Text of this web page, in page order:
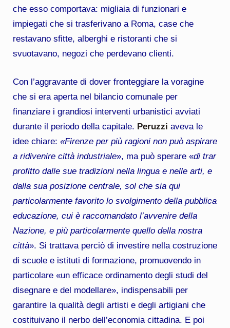
che esso comportava: migliaia di funzionari e
impiegati che si trasferivano a Roma, case che
restavano sfitte, alberghi e ristoranti che si
svuotavano, negozi che perdevano clienti.
Con l’aggravante di dover fronteggiare la voragine
che si era aperta nel bilancio comunale per
finanziare i grandiosi interventi urbanistici avviati
durante il periodo della capitale. Peruzzi aveva le
idee chiare: «Firenze per più ragioni non può aspirare
a ridivenire città industriale», ma può sperare «di trar
profitto dalle sue tradizioni nella lingua e nelle arti, e
dalla sua posizione centrale, sol che sia qui
particolarmente favorito lo svolgimento della pubblica
educazione, cui è raccomandato l’avvenire della
Nazione, e più particolarmente quello della nostra
città». Si trattava perciò di investire nella costruzione
di scuole e istituti di formazione, promuovendo in
particolare «un efficace ordinamento degli studi del
disegnare e del modellare», indispensabili per
garantire la qualità degli artisti e degli artigiani che
costituivano il nerbo dell’economia cittadina. E poi